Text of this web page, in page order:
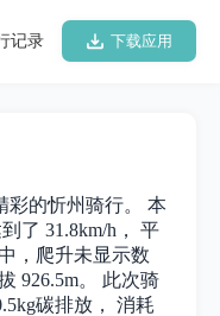
下载应用
记录
彩的忻州骑行。 本
了 31.8km/h， 平
，爬升未显示数
926.5m。 此次骑
碳排放， 消耗